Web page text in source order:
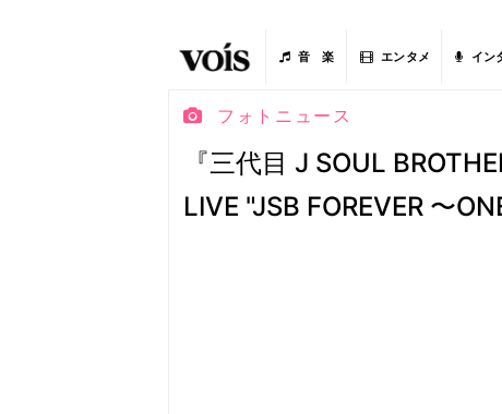
音 楽 エンタメ イン
フォトニュース
『三代目 J SOUL
LIVE "JSB FOREVER 〜